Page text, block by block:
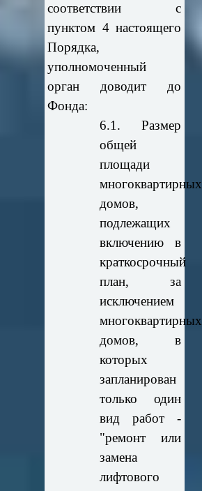
соответствии с
пунктом 4 настоящего
Порядка,
уполномоченный
орган доводит до
Фонда:
6.1. Размер
общей
площади
многоквартирных
домов,
подлежащих
включению в
краткосрочный
план, за
исключением
многоквартирных
домов, в
которых
запланирован
только один
вид работ -
"ремонт или
замена
лифтового